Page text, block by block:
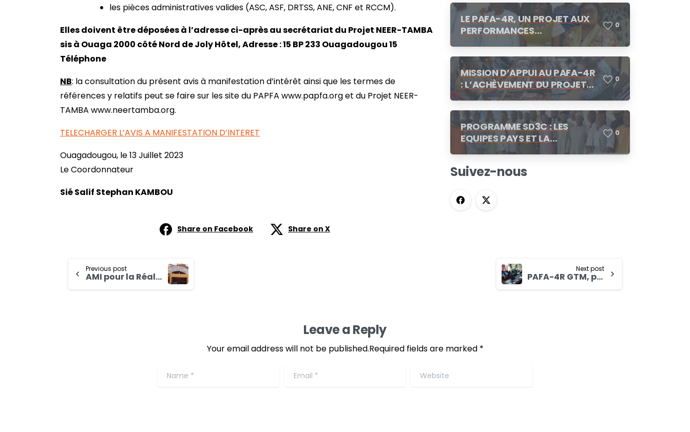
les pièces administratives valides (ASC, ASF, DRTSS, ANE, CNF et RCCM).
Elles doivent être déposées à l’adresse ci-après au secrétariat du Projet NEER-TAMBA
sis à Ouaga 2000 côté Nord de Joly Hôtel, Adresse : 15 BP 233 Ouagadougou 15
Téléphone
NB: la consultation du présent avis à manifestation d’intérêt ainsi que les termes de
références y relatifs peut se faire sur les site du PAPFA www.papfa.org et du Projet NEER-
TAMBA www.neertamba.org.
TELECHARGER L’AVIS A MANIFESTATION D’INTERET
Ouagadougou, le 13 Juillet 2023
Le Coordonnateur
Sié Salif Stephan KAMBOU
Share on Facebook Share on X
LE PAFA-4R, UN PROJET AUX
PERFORMANCES
SATISFAISANTES
0
MISSION D’APPUI AU PAFA-4R
: L’ACHÈVEMENT DU PROJET
AU CENTRE DES
CONCERTATIONS
0
PROGRAMME SD3C : LES
EQUIPES PAYS ET LA
COORDINATION REGIONALE SE
0
Suivez-nous
Previous post
AMI pour la Réalisation d’une étude d’effet du Programme Conjoint Sahel, composante Burkina en réponse aux défis COVID-19, Conflits et Changement Climatique (SD3C)
Next post
PAFA-4R GTM, pour consolider les impacts du PAFA-4R
Leave a Reply
Your email address will not be published.Required fields are marked *
Name
Email Website